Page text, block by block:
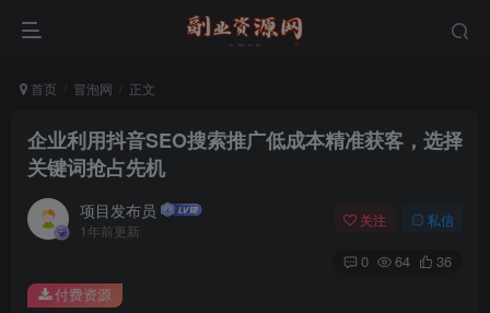
首页 冒泡网 正文
企业利用抖音SEO搜索推广低成本精准获客，选择
关键词抢占先机
项目发布员
1年前更新
关注 私信
0 64 36
付费资源